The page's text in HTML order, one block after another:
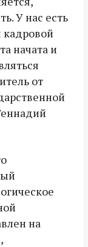
У нас есть
начата и
от
на